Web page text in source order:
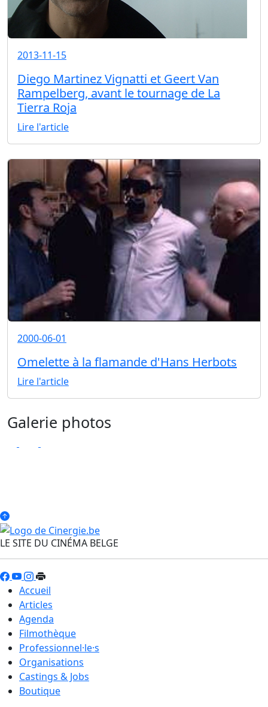
2013-11-15
Diego Martinez Vignatti et Geert Van
Rampelberg, avant le tournage de La
Tierra Roja
Lire l'article
2000-06-01
Omelette à la flamande d'Hans Herbots
Lire l'article
Galerie photos
LE SITE DU CINÉMA BELGE
Accueil
Articles
Agenda
Filmothèque
Professionnel·le·s
Organisations
Castings & Jobs
Boutique